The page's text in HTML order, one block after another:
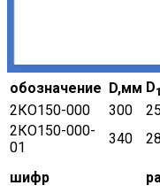
обозначение D,мм D1
2КО150-000
300
2КО150-000-
01
340
шифр